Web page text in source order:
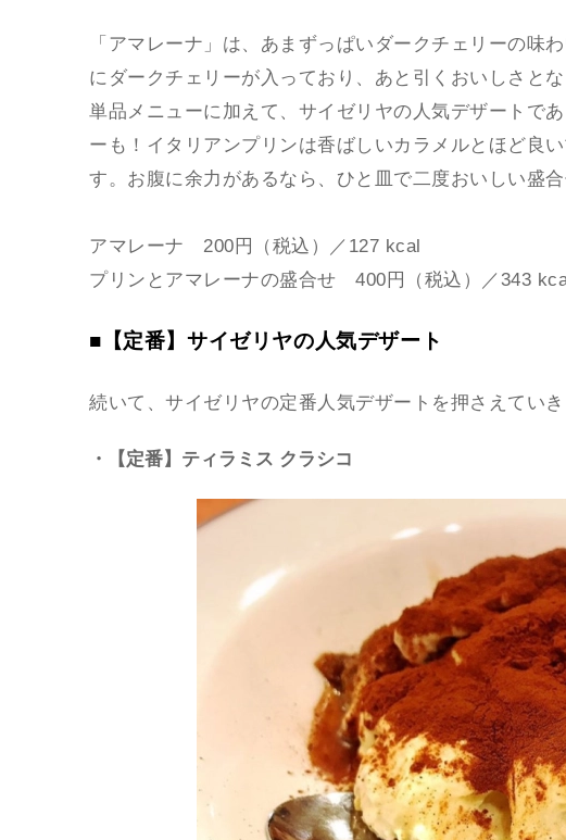
「アマレーナ」は、あまずっぱいダークチェリーの味
にダークチェリーが入っており、あと引くおいしさとな
単品メニューに加えて、サイゼリヤの人気デザートで
ーも！イタリアンプリンは香ばしいカラメルとほど良
す。お腹に余力があるなら、ひと皿で二度おいしい盛
アマレーナ 200円（税込）／127 kcal
プリンとアマレーナの盛合せ 400円（税込）／343
■【定番】サイゼリヤの人気デザート
続いて、サイゼリヤの定番人気デザートを押さえていき
・【定番】ティラミス クラシコ